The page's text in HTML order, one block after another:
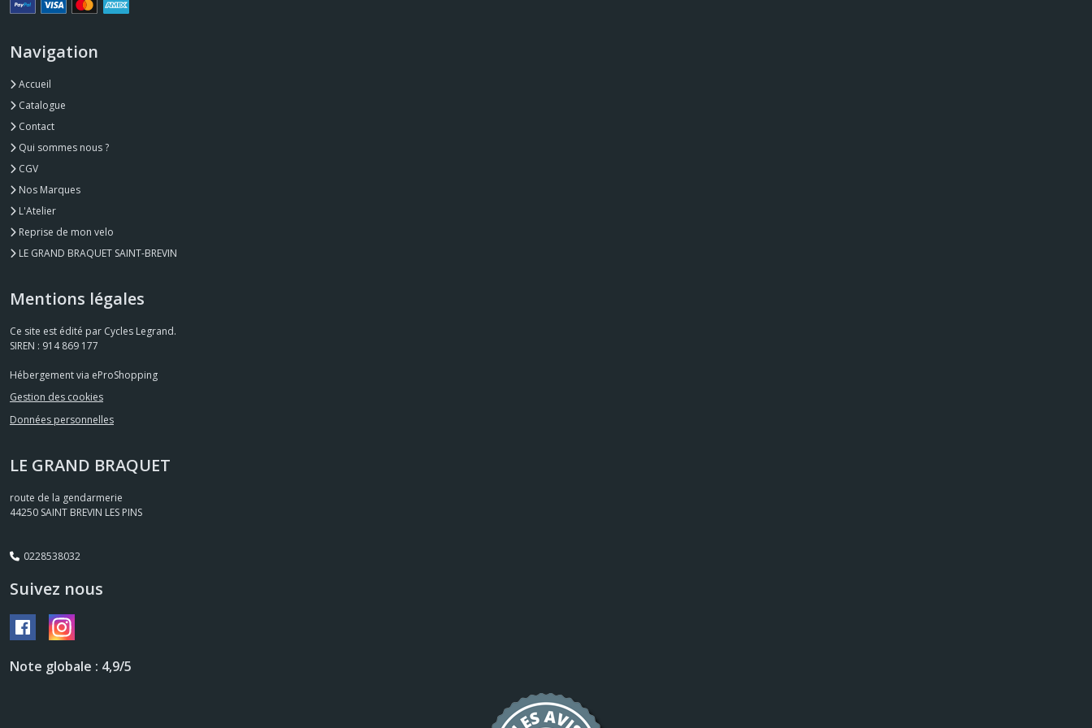
Navigation
Accueil
Catalogue
Contact
Qui sommes nous ?
CGV
Nos Marques
L'Atelier
Reprise de mon velo
LE GRAND BRAQUET SAINT-BREVIN
Mentions légales
Ce site est édité par Cycles Legrand.
SIREN : 914 869 177
Hébergement via eProShopping
Gestion des cookies
Données personnelles
LE GRAND BRAQUET
route de la gendarmerie
44250 SAINT BREVIN LES PINS
0228538032
Suivez nous
Note globale : 4,9/5